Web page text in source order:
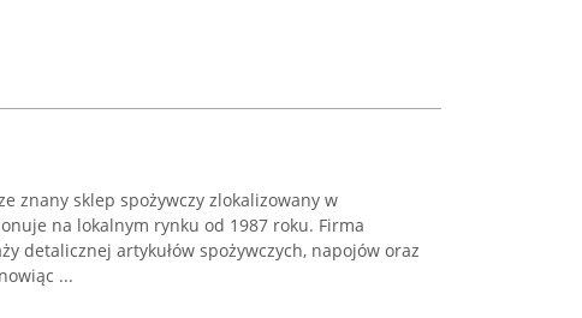
znany sklep spożywczy zlokalizowany w
na lokalnym rynku od 1987 roku. Firma
detalicznej artykułów spożywczych, napojów oraz
...